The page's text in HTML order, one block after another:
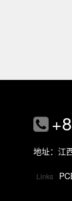
地址：江
Links